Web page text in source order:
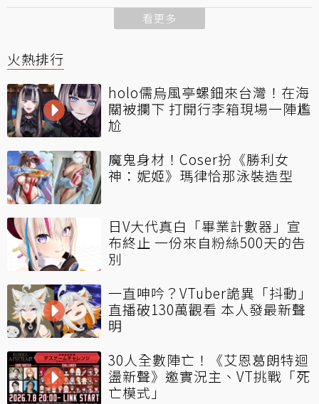
看更多
火熱排行
holo儒烏風亭螺鈿來台灣！在海
關被攔下 打開行李箱現場一陣尷
尬
魔鬼身材！Coser扮《勝利女
神：妮姬》瑪律恰那泳裝造型
日V大代真白「畢業計數器」宣
布終止 一份來自粉絲500天的告
別
一直呻吟？VTuber詭異「抖動」
直播破130萬觀看 本人發最新聲
明
30人全數陣亡！《艾恩葛朗特迴
盪新聲》邀實況主、VT挑戰「死
亡模式」